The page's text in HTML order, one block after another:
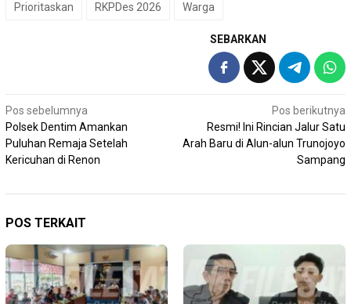
Prioritaskan RKPDes 2026 Warga
SEBARKAN
Navigasi
pos
Pos sebelumnya
Polsek Dentim Amankan
Puluhan Remaja Setelah
Kericuhan di Renon
Pos berikutnya
Resmi! Ini Rincian Jalur Satu
Arah Baru di Alun-alun Trunojoyo
Sampang
POS TERKAIT